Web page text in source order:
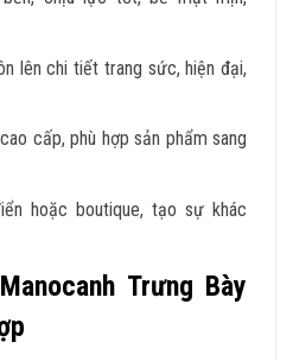
lên chi tiết trang sức, hiện đại,
cấp, phù hợp sản phẩm sang
hoặc boutique, tạo sự khác
Trưng Bày